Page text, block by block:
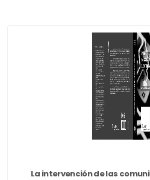
La intervención de las